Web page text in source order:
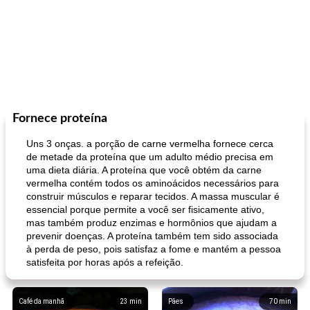
Fornece proteína
Uns 3 onças. a porção de carne vermelha fornece cerca
de metade da proteína que um adulto médio precisa em
uma dieta diária. A proteína que você obtém da carne
vermelha contém todos os aminoácidos necessários para
construir músculos e reparar tecidos. A massa muscular é
essencial porque permite a você ser fisicamente ativo,
mas também produz enzimas e hormônios que ajudam a
prevenir doenças. A proteína também tem sido associada
à perda de peso, pois satisfaz a fome e mantém a pessoa
satisfeita por horas após a refeição.
23 min
Café da manhã 70 min
Pães